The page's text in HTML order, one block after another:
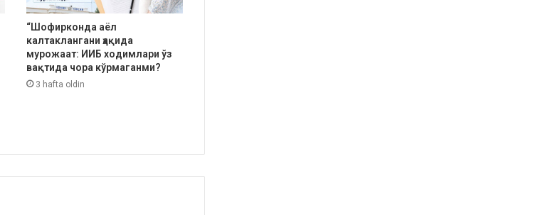
“Шофирконда аёл
калтаклангани ҳақида
мурожаат: ИИБ ходимлари ўз
вақтида чора кўрмаганми?
3 hafta oldin